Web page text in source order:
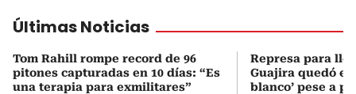
Últimas Noticias
Tom Rahill rompe record de 96
pitones capturadas en 10 días: “Es
una terapia para exmilitares”
Represa para
Guajira quedó en
blanco’ pese a